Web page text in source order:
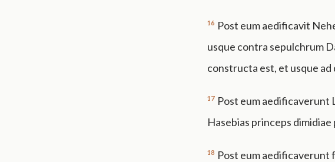
16 Post eum aedificavit
usque contra sepulchrum
constructa est, et usque
17 Post eum aedificaverunt
Hasebias princeps
18 Post eum aedificaverunt